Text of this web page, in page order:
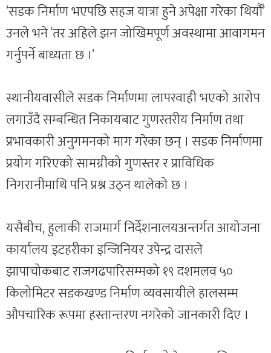
‘सडक निर्माण भएपछि सहज यात्रा हुने अपेक्षा गरेका थियौँ’
उनले भने ‘तर अहिले झन जोखिमपूर्ण अवस्थामा आवागमन
गर्नुपर्ने बाध्यता छ ।’
स्थानीयवासीले सडक निर्माणमा लापरवाही भएको आरोप
लगाउँदै सम्बन्धित निकायबाट गुणस्तरीय निर्माण तथा
प्रभावकारी अनुगमनको माग गरेका छन् । सडक निर्माणमा
प्रयोग गरिएको सामग्रीको गुणस्तर र प्राविधिक
निगरानीमाथि पनि प्रश्न उठ्न थालेको छ ।
यसैबीच, हुलाकी राजमार्ग निर्देशनालयअन्तर्गत आयोजना
कार्यालय इटहरीका इन्जिनियर उपेन्द्र दासले
झापाचोकबाट राजगढपारिसम्मको १९ दशमलव ५०
किलोमिटर सडकखण्ड निर्माण व्यवसायीले हालसम्म
औपचारिक रूपमा हस्तान्तरण नगरेको जानकारी दिए ।